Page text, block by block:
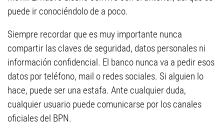
puede ir conociéndolo de a poco.
Siempre recordar que es muy importante nunca
compartir las claves de seguridad, datos personales ni
información confidencial. El banco nunca va a pedir esos
datos por teléfono, mail o redes sociales. Si alguien lo
hace, puede ser una estafa. Ante cualquier duda,
cualquier usuario puede comunicarse por los canales
oficiales del BPN.